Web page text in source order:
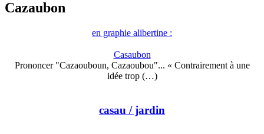
Cazaubon
en graphie alibertine :
Casaubon
Prononcer "Cazaouboun, Cazaoubou"... « Contrairement à une
idée trop (…)
casau / jardin